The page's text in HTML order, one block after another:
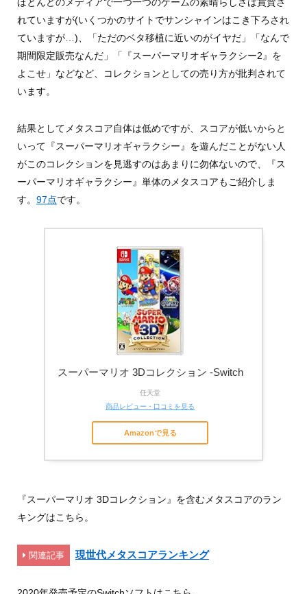
ほとんどのメディアで一つ一つのゲームの素晴らしさは賞賛さ
れていますが(いくつかのサイトでサンシャインはこき下ろされ
ていますが…)、「ただのベタ移植に近いのがイヤだ」「なんで
期間限定販売なんだ」「『スーパーマリオギャラクシー2』を
よこせ」などなど、コレクションとしての売り方が批判されて
います。
結果としてメタスコア自体は低めですが、スコアが低いからと
いって『スーパーマリオギャラクシー』を遊んだことがない人
がこのコレクションを見逃すのはあまりに勿体ないので、『ス
ーパーマリオギャラクシー』単体のメタスコアもご紹介しま
す。 97点です。
スーパーマリオ 3Dコレクション -Switch
任天堂
商品レビュー・口コミを見る
Amazonで見る
『スーパーマリオ 3Dコレクション』を含むメタスコアのラン
キングはこちら。
関連記事 現世代メタスコアランキング